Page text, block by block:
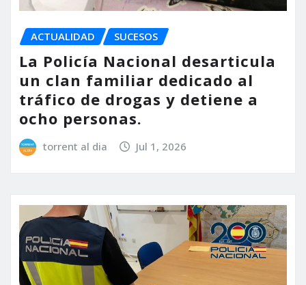
ACTUALIDAD SUCESOS
La Policía Nacional desarticula
un clan familiar dedicado al
tráfico de drogas y detiene a
ocho personas.
torrent al dia Jul 1, 2026